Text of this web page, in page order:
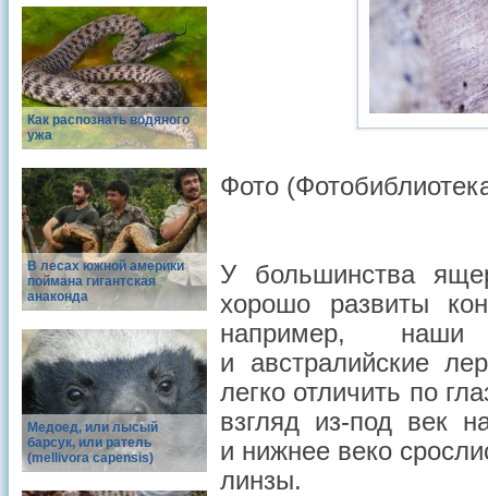
Как распознать водяного
ужа
В лесах южной америки
поймана гигантская
анаконда
Медоед, или лысый
барсук, или ратель
(mellivora capensis)
Фото
У большинства
хорошо развиты
например, наши
и австралийские
легко отличить по
взгляд из-под век
и нижнее веко
линзы.